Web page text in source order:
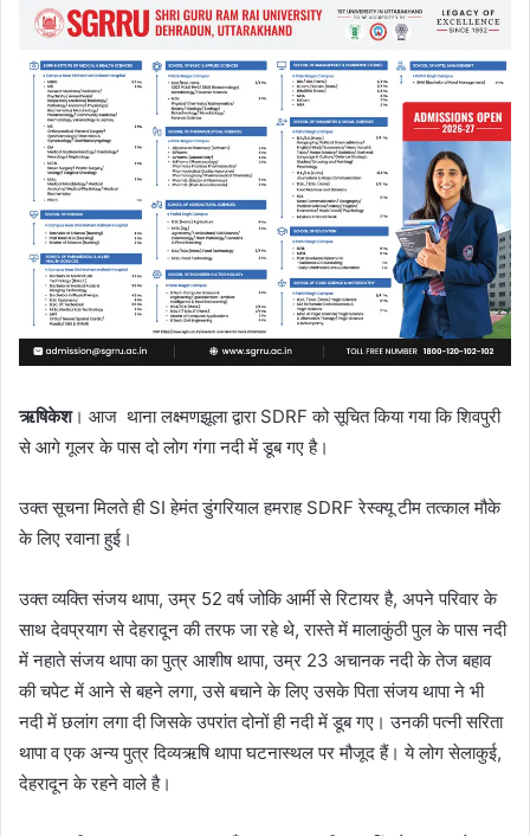
ऋषिकेश। आज थाना लक्ष्मणझूला द्वारा SDRF को सूचित किया गया कि शिवपुरी
से आगे गूलर के पास दो लोग गंगा नदी में डूब गए है।
उक्त सूचना मिलते ही SI हेमंत डुंगरियाल हमराह SDRF रेस्क्यू टीम तत्काल मौके
के लिए रवाना हुई।
उक्त व्यक्ति संजय थापा, उम्र 52 वर्ष जोकि आर्मी से रिटायर है, अपने परिवार के
साथ देवप्रयाग से देहरादून की तरफ जा रहे थे, रास्ते में मालाकुंठी पुल के पास नदी
में नहाते संजय थापा का पुत्र आशीष थापा, उम्र 23 अचानक नदी के तेज बहाव
की चपेट में आने से बहने लगा, उसे बचाने के लिए उसके पिता संजय थापा ने भी
नदी में छलांग लगा दी जिसके उपरांत दोनों ही नदी में डूब गए। उनकी पत्नी सरिता
थापा व एक अन्य पुत्र दिव्यऋषि थापा घटनास्थल पर मौजूद हैं। ये लोग सेलाकुई,
देहरादून के रहने वाले है।